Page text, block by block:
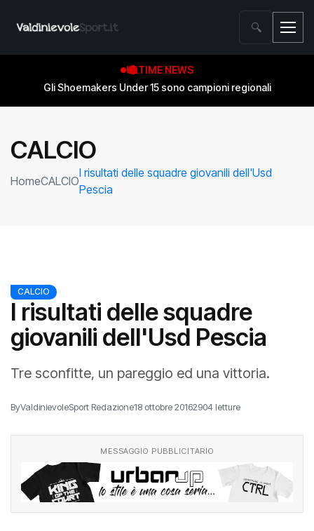
🔍
ULTIME NEWS
Gli Shoemakers Under 15 sono campioni regionali
CALCIO
HomeCALCIO
I risultati delle squadre giovanili dell'Usd
Pescia
CALCIO
I risultati delle squadre
giovanili dell'Usd Pescia
Tre sconfitte, un pareggio ed una vittoria.
ByValdinievoleSport Redazione18 ottobre 20162904 letture
MESSAGGIO PUBBLICITARIO